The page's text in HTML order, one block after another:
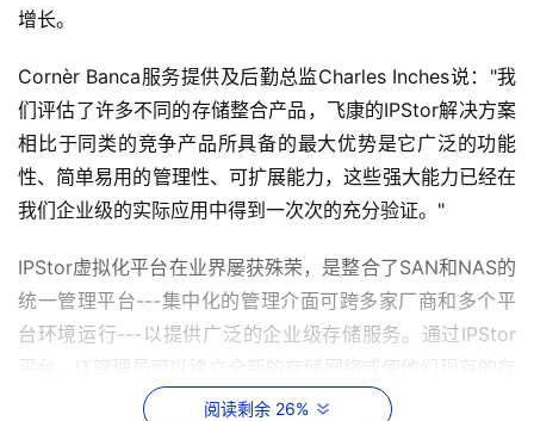
增长。
Cornèr Banca服务提供及后勤总监Charles Inches说："我
们评估了许多不同的存储整合产品，飞康的IPStor解决方案
相比于同类的竞争产品所具备的最大优势是它广泛的功能
性、简单易用的管理性、可扩展能力，这些强大能力已经在
我们企业级的实际应用中得到一次次的充分验证。"
IPStor虚拟化平台在业界屡获殊荣，是整合了SAN和NAS的
统一管理平台---集中化的管理介面可跨多家厂商和多个平
台环境运行---以提供广泛的企业级存储服务。通过IPStor
平台，IT管理员可以建立全新的存储网络或使他们现有的存
储基础架构更加智能。IPStor平台，跨越操作系统、磁带
阅读剩余 26%